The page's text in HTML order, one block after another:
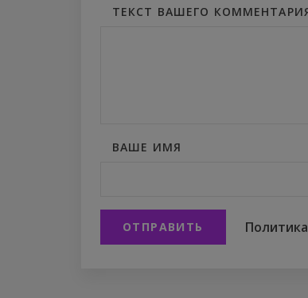
ТЕКСТ ВАШЕГО
ВАШЕ ИМЯ
ОТПРАВИТЬ